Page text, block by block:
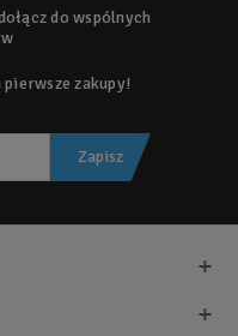
do wspólnych
zakupy!
Zapisz